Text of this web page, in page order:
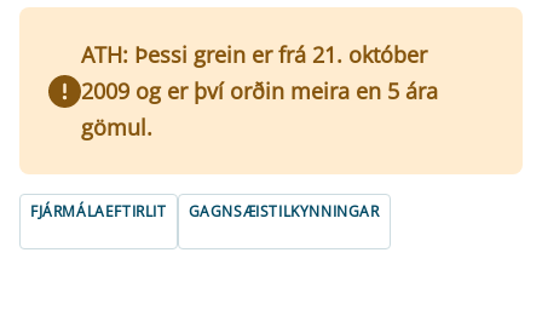
ATH: Þessi grein er frá 21. október
2009 og er því orðin meira en 5 ára
gömul.
FJÁRMÁLAEFTIRLIT GAGNSÆISTILKYNNINGAR